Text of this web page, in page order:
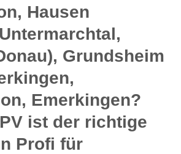
Hausen
Grundsheim
Emerkingen?
ist der richtige
Profi für